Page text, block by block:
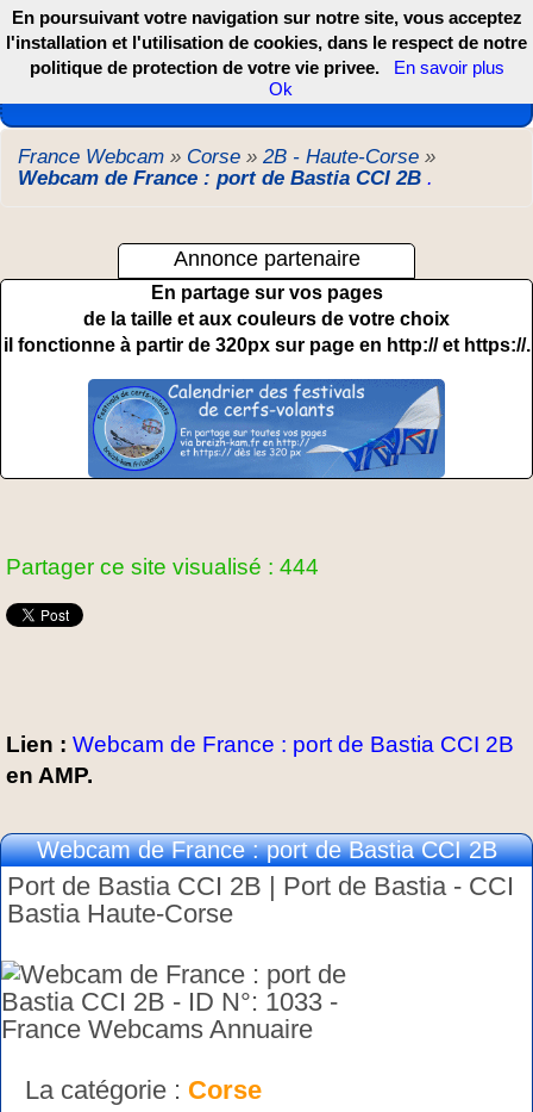
Les webcams de France, DOM TOM et COM
France Webcam » Corse » 2B - Haute-Corse »
Webcam de France : port de Bastia CCI 2B .
Annonce partenaire
En partage sur vos pages
de la taille et aux couleurs de votre choix
il fonctionne à partir de 320px sur page en http:// et https://.
Partager ce site visualisé : 444
Lien : Webcam de France : port de Bastia CCI 2B
en AMP.
Webcam de France : port de Bastia CCI 2B
Port de Bastia CCI 2B | Port de Bastia - CCI
Bastia Haute-Corse
La catégorie : Corse
En poursuivant votre navigation sur notre site, vous acceptez
l'installation et l'utilisation de cookies, dans le respect de notre
politique de protection de votre vie privee.
En savoir plus
Ok